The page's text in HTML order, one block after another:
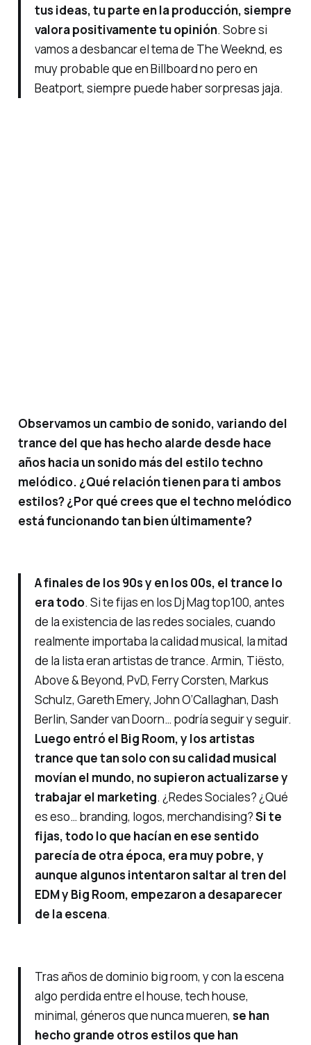
tus ideas, tu parte en la producción, siempre
valora positivamente tu opinión. Sobre si
vamos a desbancar el tema de The Weeknd, es
muy probable que en Billboard no pero en
Beatport, siempre puede haber sorpresas jaja.
Observamos un cambio de sonido, variando del
trance del que has hecho alarde desde hace
años hacia un sonido más del estilo techno
melódico. ¿Qué relación tienen para ti ambos
estilos? ¿Por qué crees que el techno melódico
está funcionando tan bien últimamente?
A finales de los 90s y en los 00s, el trance lo
era todo. Si te fijas en los Dj Mag top100, antes
de la existencia de las redes sociales, cuando
realmente importaba la calidad musical, la mitad
de la lista eran artistas de trance. Armin, Tiësto,
Above & Beyond, PvD, Ferry Corsten, Markus
Schulz, Gareth Emery, John O’Callaghan, Dash
Berlin, Sander van Doorn… podría seguir y seguir.
Luego entró el Big Room, y los artistas
trance que tan solo con su calidad musical
movían el mundo, no supieron actualizarse y
trabajar el marketing. ¿Redes Sociales? ¿Qué
es eso… branding, logos, merchandising?Si te
fijas, todo lo que hacían en ese sentido
parecía de otra época, era muy pobre, y
aunque algunos intentaron saltar al tren del
EDM y Big Room, empezaron a desaparecer
de la escena.
Tras años de dominio big room, y con la escena
algo perdida entre el house, tech house,
minimal, géneros que nunca mueren, se han
hecho grande otros estilos que han